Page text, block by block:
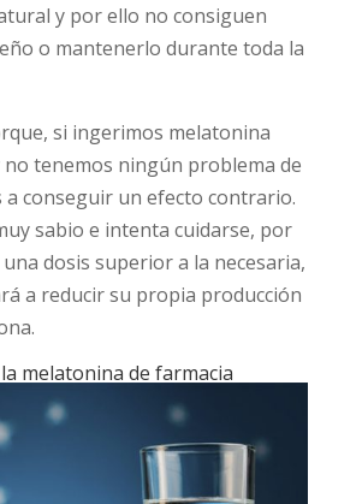
y por ello no consiguen
o mantenerlo durante toda la
si ingerimos melatonina
tenemos ningún problema de
a conseguir un efecto contrario.
sabio e intenta cuidarse, por
dosis superior a la necesaria,
a reducir su propia producción
melatonina de farmacia